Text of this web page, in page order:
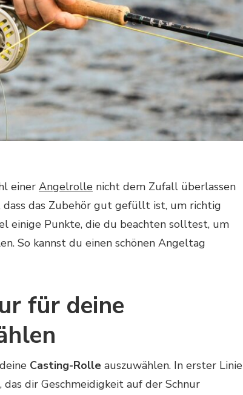
einer Angelrolle nicht dem Zufall überlassen
dass das Zubehör gut gefüllt ist, um richtig
einige Punkte, die du beachten solltest, um
So kannst du einen schönen Angeltag
für deine
Casting-Rolle auszuwählen. In erster Linie
dir Geschmeidigkeit auf der Schnur